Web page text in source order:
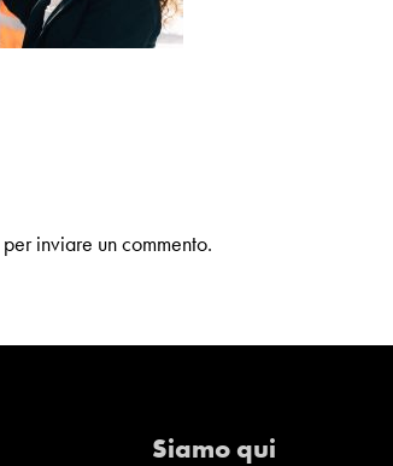
per inviare un commento.
Siamo qui